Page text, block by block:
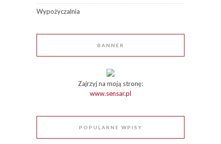
Wypożyczalnia
BANNER
Zajrzyj na moją stronę:
www.sensar.pl
POPULARNE WPISY